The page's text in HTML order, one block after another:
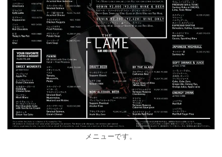
メニューです。